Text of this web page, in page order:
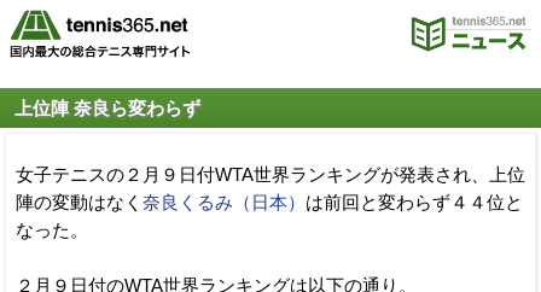
上位陣 奈良ら変わらず
女子テニスの２月９日付WTA世界ランキングが発表され、上位
陣の変動はなく 奈良くるみ（日本） は前回と変わらず４４位と
なった。
２月９日付のWTA世界ランキングは以下の通り。